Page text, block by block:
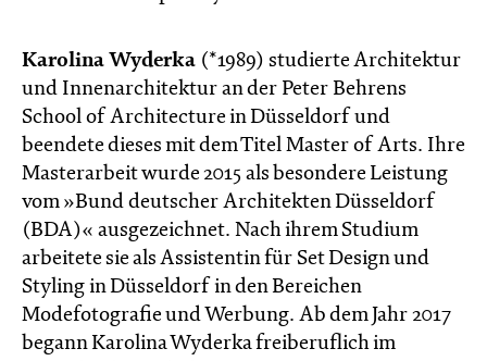
Karolina Wyderka (*1989) studierte Architektur
und Innenarchitektur an der Peter Behrens
School of Architecture in Düsseldorf und
beendete dieses mit dem Titel Master of Arts. Ihre
Masterarbeit wurde 2015 als besondere Leistung
vom »Bund deutscher Architekten Düsseldorf
(BDA)« ausgezeichnet. Nach ihrem Studium
arbeitete sie als Assistentin für Set Design und
Styling in Düsseldorf in den Bereichen
Modefotografie und Werbung. Ab dem Jahr 2017
begann Karolina Wyderka freiberuflich im